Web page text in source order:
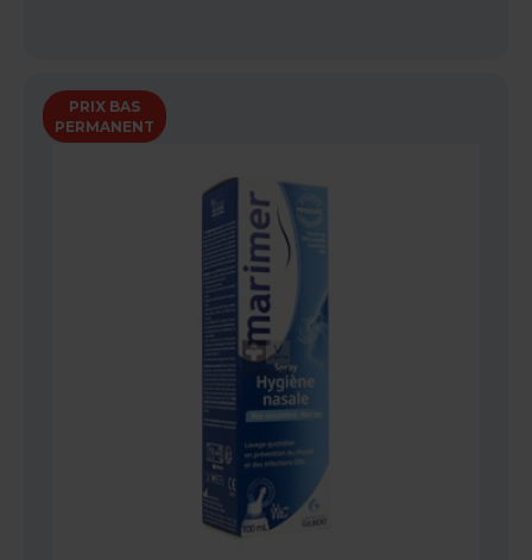
PRIX BAS
PERMANENT